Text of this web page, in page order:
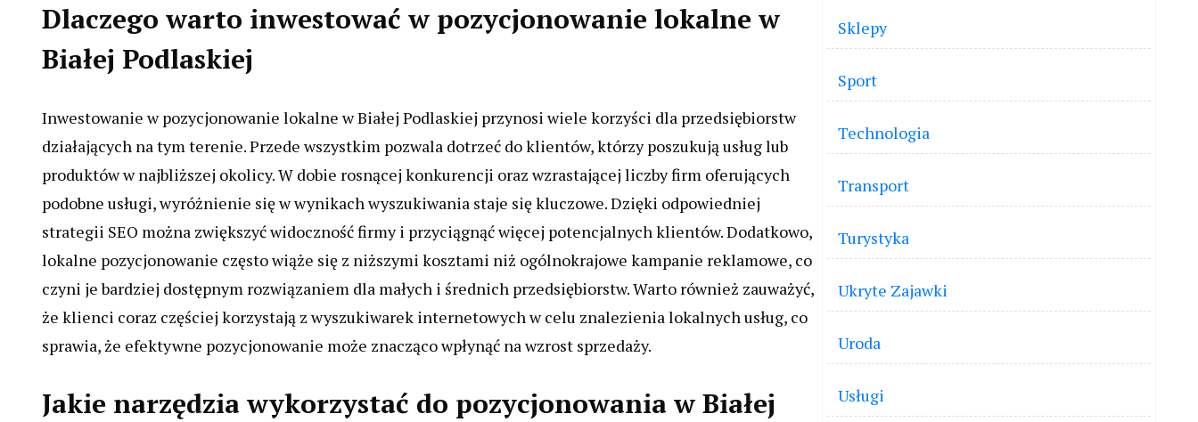
Dlaczego warto inwestować w pozycjonowanie lokalne w
Białej Podlaskiej
Inwestowanie w pozycjonowanie lokalne w Białej Podlaskiej przynosi wiele korzyści dla przedsiębiorstw
działających na tym terenie. Przede wszystkim pozwala dotrzeć do klientów, którzy poszukują usług lub
produktów w najbliższej okolicy. W dobie rosnącej konkurencji oraz wzrastającej liczby firm oferujących
podobne usługi, wyróżnienie się w wynikach wyszukiwania staje się kluczowe. Dzięki odpowiedniej
strategii SEO można zwiększyć widoczność firmy i przyciągnąć więcej potencjalnych klientów. Dodatkowo,
lokalne pozycjonowanie często wiąże się z niższymi kosztami niż ogólnokrajowe kampanie reklamowe, co
czyni je bardziej dostępnym rozwiązaniem dla małych i średnich przedsiębiorstw. Warto również zauważyć,
że klienci coraz częściej korzystają z wyszukiwarek internetowych w celu znalezienia lokalnych usług, co
sprawia, że efektywne pozycjonowanie może znacząco wpłynąć na wzrost sprzedaży.
Jakie narzędzia wykorzystać do pozycjonowania w Białej
Sklepy
Sport
Technologia
Transport
Turystyka
Ukryte Zajawki
Uroda
Usługi